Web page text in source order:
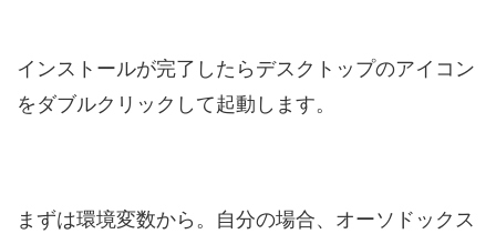
インストールが完了したらデスクトップのアイコン
をダブルクリックして起動します。
まずは環境変数から。自分の場合、オーソドックス